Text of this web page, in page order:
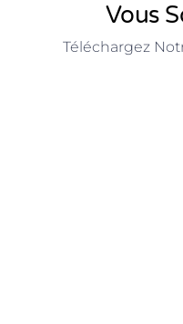
Vous
Téléchargez